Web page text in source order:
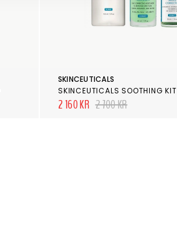
SKINCEUTICALS
SKINCEUTICALS SOOTHING KIT
2 160 KR 2 700 KR